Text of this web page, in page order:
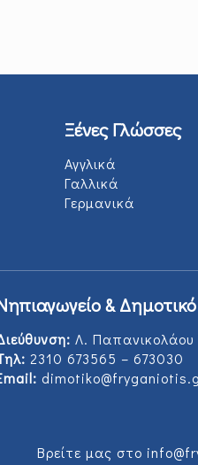
Ξένες Γλώσσες
Αγγλικά
Γαλλικά
Γερμανικά
& Δημοτικό
Λ. Παπανικολάου
2310 673565 – 673030
Βρείτε μας στο